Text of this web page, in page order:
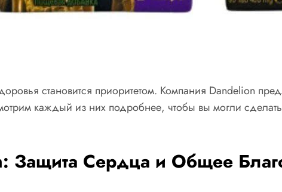
становится приоритетом. Компания Dandelion
каждый из них подробнее, чтобы вы могли
Защита Сердца и Общее